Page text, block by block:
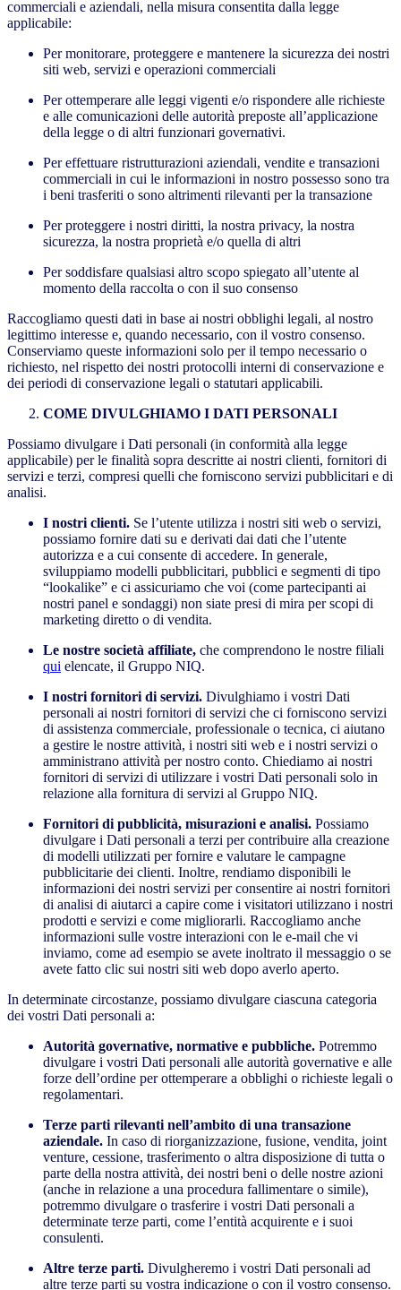
commerciali e aziendali, nella misura consentita dalla legge
applicabile:
Per monitorare, proteggere e mantenere la sicurezza dei nostri
siti web, servizi e operazioni commerciali
Per ottemperare alle leggi vigenti e/o rispondere alle richieste
e alle comunicazioni delle autorità preposte all’applicazione
della legge o di altri funzionari governativi.
Per effettuare ristrutturazioni aziendali, vendite e transazioni
commerciali in cui le informazioni in nostro possesso sono tra
i beni trasferiti o sono altrimenti rilevanti per la transazione
Per proteggere i nostri diritti, la nostra privacy, la nostra
sicurezza, la nostra proprietà e/o quella di altri
Per soddisfare qualsiasi altro scopo spiegato all’utente al
momento della raccolta o con il suo consenso
Raccogliamo questi dati in base ai nostri obblighi legali, al nostro
legittimo interesse e, quando necessario, con il vostro consenso.
Conserviamo queste informazioni solo per il tempo necessario o
richiesto, nel rispetto dei nostri protocolli interni di conservazione e
dei periodi di conservazione legali o statutari applicabili.
COME DIVULGHIAMO I DATI PERSONALI
Possiamo divulgare i Dati personali (in conformità alla legge
applicabile) per le finalità sopra descritte ai nostri clienti, fornitori di
servizi e terzi, compresi quelli che forniscono servizi pubblicitari e di
analisi.
I nostri clienti. Se l’utente utilizza i nostri siti web o servizi,
possiamo fornire dati su e derivati dai dati che l’utente
autorizza e a cui consente di accedere. In generale,
sviluppiamo modelli pubblicitari, pubblici e segmenti di tipo
“lookalike” e ci assicuriamo che voi (come partecipanti ai
nostri panel e sondaggi) non siate presi di mira per scopi di
marketing diretto o di vendita.
Le nostre società affiliate, che comprendono le nostre filiali
qui elencate, il Gruppo NIQ.
I nostri fornitori di servizi. Divulghiamo i vostri Dati
personali ai nostri fornitori di servizi che ci forniscono servizi
di assistenza commerciale, professionale o tecnica, ci aiutano
a gestire le nostre attività, i nostri siti web e i nostri servizi o
amministrano attività per nostro conto. Chiediamo ai nostri
fornitori di servizi di utilizzare i vostri Dati personali solo in
relazione alla fornitura di servizi al Gruppo NIQ.
Fornitori di pubblicità, misurazioni e analisi. Possiamo
divulgare i Dati personali a terzi per contribuire alla creazione
di modelli utilizzati per fornire e valutare le campagne
pubblicitarie dei clienti. Inoltre, rendiamo disponibili le
informazioni dei nostri servizi per consentire ai nostri fornitori
di analisi di aiutarci a capire come i visitatori utilizzano i nostri
prodotti e servizi e come migliorarli. Raccogliamo anche
informazioni sulle vostre interazioni con le e-mail che vi
inviamo, come ad esempio se avete inoltrato il messaggio o se
avete fatto clic sui nostri siti web dopo averlo aperto.
In determinate circostanze, possiamo divulgare ciascuna categoria
dei vostri Dati personali a:
Autorità governative, normative e pubbliche. Potremmo
divulgare i vostri Dati personali alle autorità governative e alle
forze dell’ordine per ottemperare a obblighi o richieste legali o
regolamentari.
Terze parti rilevanti nell’ambito di una transazione
aziendale. In caso di riorganizzazione, fusione, vendita, joint
venture, cessione, trasferimento o altra disposizione di tutta o
parte della nostra attività, dei nostri beni o delle nostre azioni
(anche in relazione a una procedura fallimentare o simile),
potremmo divulgare o trasferire i vostri Dati personali a
determinate terze parti, come l’entità acquirente e i suoi
consulenti.
Altre terze parti. Divulgheremo i vostri Dati personali ad
altre terze parti su vostra indicazione o con il vostro consenso.